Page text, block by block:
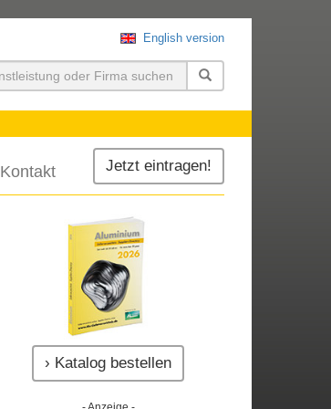
English version
Jetzt eintragen!
Kontakt
› Katalog bestellen